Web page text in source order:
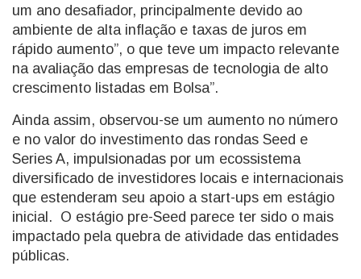
um ano desafiador, principalmente devido ao
ambiente de alta inflação e taxas de juros em
rápido aumento”, o que teve um impacto relevante
na avaliação das empresas de tecnologia de alto
crescimento listadas em Bolsa”.
Ainda assim, observou-se um aumento no número
e no valor do investimento das rondas Seed e
Series A, impulsionadas por um ecossistema
diversificado de investidores locais e internacionais
que estenderam seu apoio a start-ups em estágio
inicial. O estágio pre-Seed parece ter sido o mais
impactado pela quebra de atividade das entidades
públicas.